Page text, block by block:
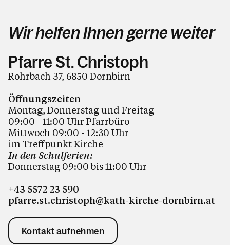
Wir helfen Ihnen gerne weiter
Pfarre St. Christoph
Rohrbach 37, 6850 Dornbirn
Öffnungszeiten
Montag, Donnerstag und Freitag
09:00 - 11:00 Uhr Pfarrbüro
Mittwoch 09:00 - 12:30 Uhr
im Treffpunkt Kirche
In den Schulferien:
Donnerstag 09:00 bis 11:00 Uhr
+43 5572 23 590
pfarre.st.christoph@kath-kirche-dornbirn.at
Kontakt aufnehmen